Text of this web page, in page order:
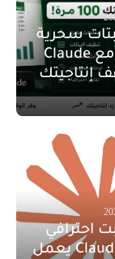
سحرية
لـ Excel مع Claude
إنتاجيتك
احترافي
تجعل Claude يعمل